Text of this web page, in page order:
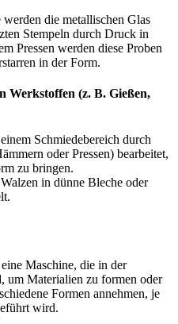
die metallischen Glas
Stempeln durch Druck in
Pressen werden diese Proben
in der Form.
Werkstoffen (z. B. Gießen,
Schmiedebereich durch
oder Pressen) bearbeitet,
zu bringen.
in dünne Bleche oder
Maschine, die in der
um Materialien zu formen oder
Formen annehmen, je
wird.